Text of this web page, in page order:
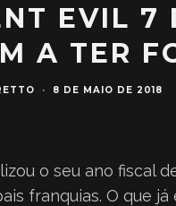
EVIL 7
A TER
· 8 DE MAIO DE 2018
o seu ano fiscal
franquias. O que